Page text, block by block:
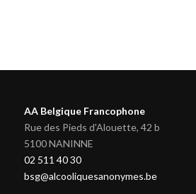
AA Belgique Francophone
Rue des Pieds d'Alouette, 42 b
5100 NANINNE
02 511 40 30
bsg@alcooliquesanonymes.be